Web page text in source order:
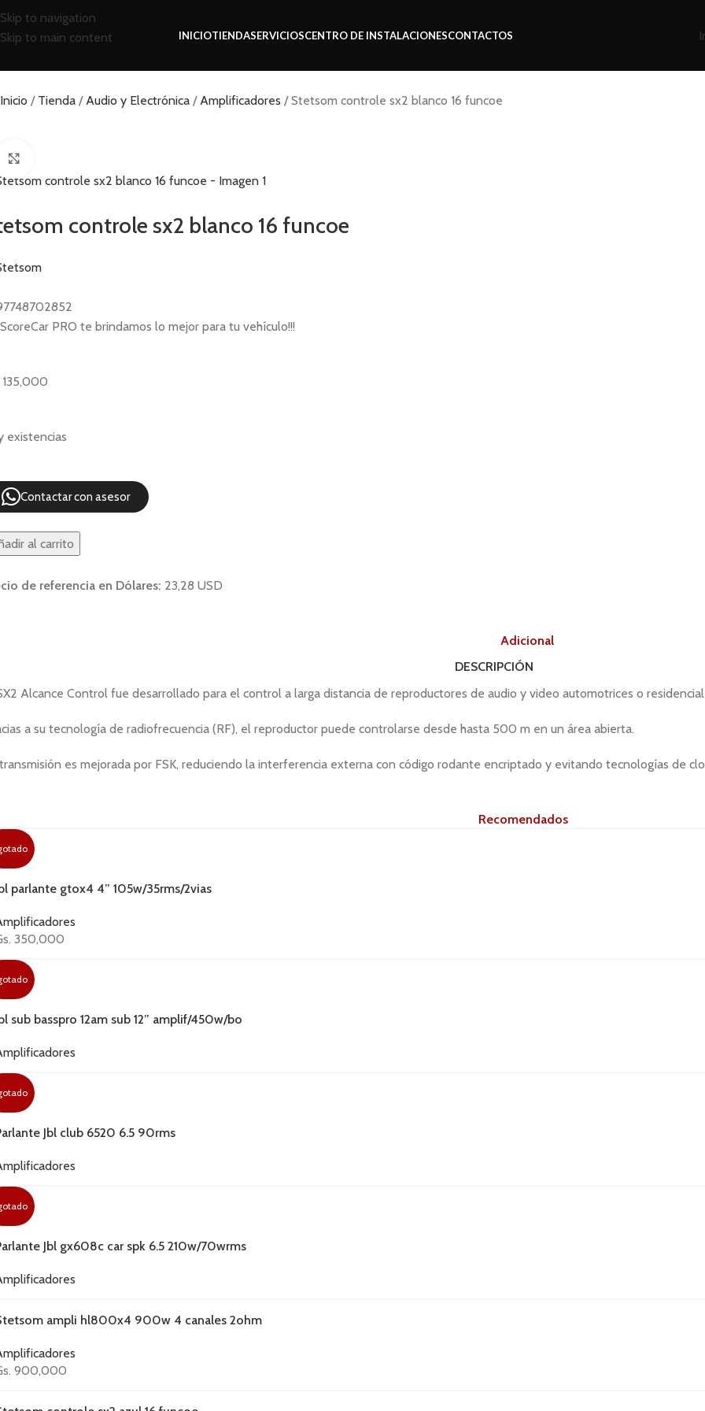
Skip to navigation
Skip to main content
INICIOTIENDASERVICIOSCENTRO DE INSTALACIONESCONTACTOS
Inicio Tienda Audio y Electrónica Amplificadores Stetsom controle sx2 blanco 16 funcoe
controle sx2 blanco 16 funcoe
PRO te brindamos lo mejor para tu vehículo!!!
135,000
existencias
Contactar con asesor
al carrito
de referencia en Dólares: 23,28 USD
DescripciónAdicional
DESCRIPCIÓN
Alcance Control fue desarrollado para el control a larga distancia de reproductores de audio y video automotrices o
a su tecnología de radiofrecuencia (RF), el reproductor puede controlarse desde hasta 500 m en un área abierta.
es mejorada por FSK, reduciendo la interferencia externa con código rodante encriptado y evitando tecnologías de
Recomendados.
parlante gtox4 4” 105w/35rms/2vias
350,000
sub basspro 12am sub 12” amplif/450w/bo
Jbl club 6520 6.5 90rms
Jbl gx608c car spk 6.5 210w/70wrms
ampli hl800x4 900w 4 canales 2ohm
900,000